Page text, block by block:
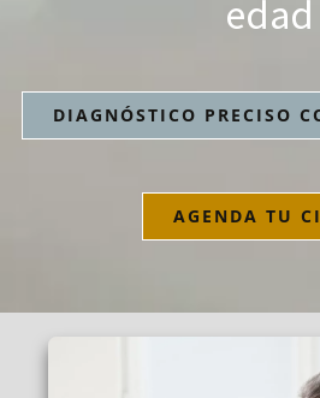
edad
DIAGNÓSTICO PRECISO
AGENDA TU